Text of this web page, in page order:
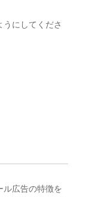
にしてくださ
ル広告の特徴を